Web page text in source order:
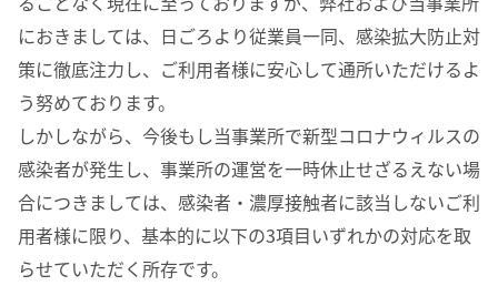
におきましては、日ごろより従業員一同、感染拡大防止対
策に徹底注力し、ご利用者様に安心して通所いただけるよ
う努めております。
しかしながら、今後もし当事業所で新型コロナウィルスの
感染者が発生し、事業所の運営を一時休止せざるえない場
合につきましては、感染者・濃厚接触者に該当しないご利
用者様に限り、基本的に以下の3項目いずれかの対応を取
らせていただく所存です。